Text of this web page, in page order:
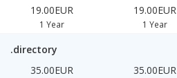
19.00EUR
1 Year
19.00EUR
1 Year
.directory
35.00EUR
35.00EUR